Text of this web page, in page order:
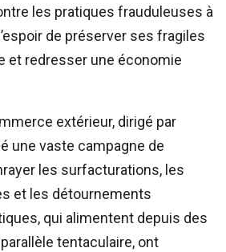
les pratiques frauduleuses à
de préserver ses fragiles
et redresser une économie
extérieur, dirigé par
une vaste campagne de
les surfacturations, les
et les détournements
qui alimentent depuis des
tentaculaire, ont